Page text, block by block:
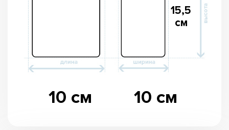
10 см 10 см
15,5
см